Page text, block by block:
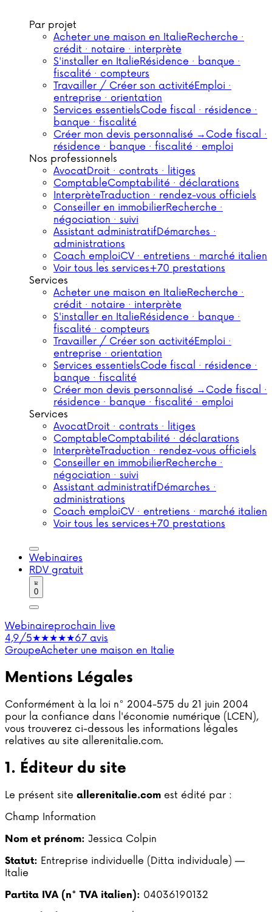
Par projet
Acheter une maison en ItalieRecherche ·
crédit · notaire · interprète
S'installer en ItalieRésidence · banque ·
fiscalité · compteurs
Travailler / Créer son activitéEmploi ·
entreprise · orientation
Services essentielsCode fiscal · résidence ·
banque · fiscalité
Créer mon devis personnalisé → Code fiscal ·
résidence · banque · fiscalité · emploi
Nos professionnels
AvocatDroit · contrats · litiges
ComptableComptabilité · déclarations
InterprèteTraduction · rendez-vous officiels
Conseiller en immobilierRecherche ·
négociation · suivi
Assistant administratifDémarches ·
administrations
Coach emploiCV · entretiens · marché italien
Voir tous les services+70 prestations
Services
Acheter une maison en ItalieRecherche ·
crédit · notaire · interprète
S'installer en ItalieRésidence · banque ·
fiscalité · compteurs
Travailler / Créer son activitéEmploi ·
entreprise · orientation
Services essentielsCode fiscal · résidence ·
banque · fiscalité
Créer mon devis personnalisé → Code fiscal ·
résidence · banque · fiscalité · emploi
Services
AvocatDroit · contrats · litiges
ComptableComptabilité · déclarations
InterprèteTraduction · rendez-vous officiels
Conseiller en immobilierRecherche ·
négociation · suivi
Assistant administratifDémarches ·
administrations
Coach emploiCV · entretiens · marché italien
Voir tous les services+70 prestations
Webinaires
RDV gratuit
0
Webinaireprochain live
4,9/5★★★★★67 avis
GroupeAcheter une maison en Italie
Mentions Légales
Conformément à la loi n° 2004-575 du 21 juin 2004
pour la confiance dans l'économie numérique (LCEN),
vous trouverez ci-dessous les informations légales
relatives au site allerenitalie.com.
1. Éditeur du site
Le présent site allerenitalie.com est édité par :
Champ Information
Nom et prénom: Jessica Colpin
Statut: Entreprise individuelle (Ditta individuale) —
Italie
Partita IVA (n° TVA italien): 04036190132